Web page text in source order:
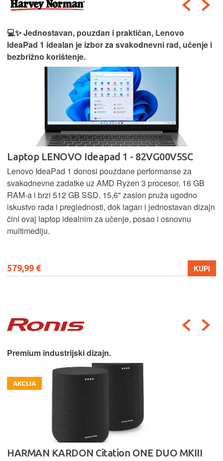
💻✨ Jednostavan, pouzdan i praktičan, Lenovo
IdeaPad 1 idealan je izbor za svakodnevni rad, učenje i
bezbrižno korištenje.
Laptop LENOVO Ideapad 1 - 82VG00V5SC
Lenovo IdeaPad 1 donosi pouzdane performanse za
svakodnevne zadatke uz AMD Ryzen 3 procesor, 16 GB
RAM-a i brzi 512 GB SSD. 15,6" zaslon pruža ugodno
iskustvo rada i preglednosti, dok lagan i jednostavan dizajn
čini ovaj laptop idealnim za učenje, posao i osnovnu
multimediju.
579,99 € KUPI
Premium industrijski dizajn.
AKCIJA
HARMAN KARDON Citation ONE DUO MKIII